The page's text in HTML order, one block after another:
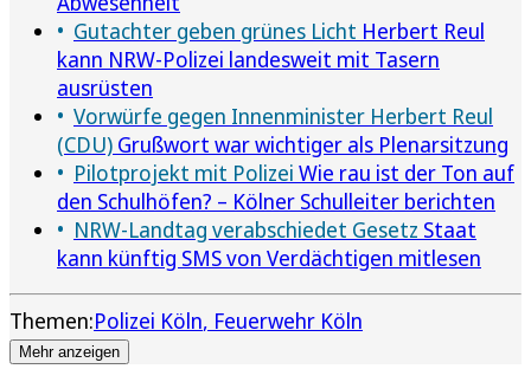
Gutachter geben grünes Licht Herbert Reul
kann NRW-Polizei landesweit mit Tasern
ausrüsten
Vorwürfe gegen Innenminister Herbert Reul
(CDU) Grußwort war wichtiger als Plenarsitzung
Pilotprojekt mit Polizei Wie rau ist der Ton auf
den Schulhöfen? – Kölner Schulleiter berichten
NRW-Landtag verabschiedet Gesetz Staat
kann künftig SMS von Verdächtigen mitlesen
Themen:Polizei Köln Feuerwehr Köln
Mehr anzeigen